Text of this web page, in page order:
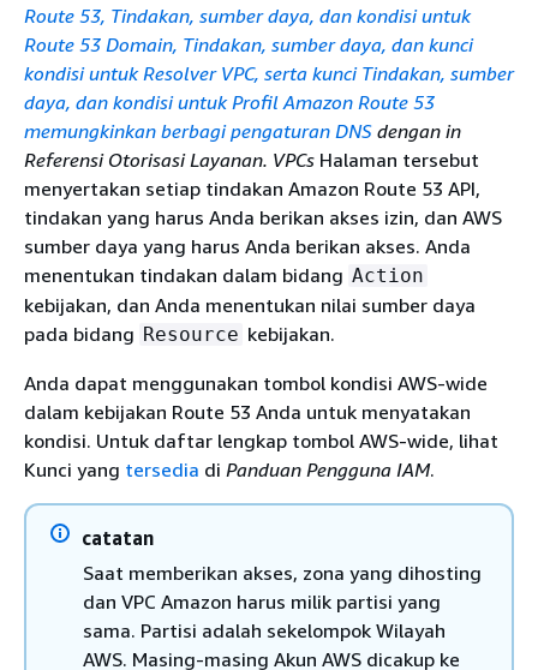
Route 53, Tindakan, sumber daya, dan kondisi untuk
Route 53 Domain, Tindakan, sumber daya, dan kunci
kondisi untuk Resolver VPC, serta kunci Tindakan, sumber
daya, dan kondisi untuk Profil Amazon Route 53
memungkinkan berbagi pengaturan DNS dengan in
Referensi Otorisasi Layanan. VPCs Halaman tersebut
menyertakan setiap tindakan Amazon Route 53 API,
tindakan yang harus Anda berikan akses izin, dan AWS
sumber daya yang harus Anda berikan akses. Anda
menentukan tindakan dalam bidang Action
kebijakan, dan Anda menentukan nilai sumber daya
pada bidang Resource kebijakan.
Anda dapat menggunakan tombol kondisi AWS-wide
dalam kebijakan Route 53 Anda untuk menyatakan
kondisi. Untuk daftar lengkap tombol AWS-wide, lihat
Kunci yang tersedia di Panduan Pengguna IAM.
catatan
Saat memberikan akses, zona yang dihosting
dan VPC Amazon harus milik partisi yang
sama. Partisi adalah sekelompok Wilayah
AWS. Masing-masing Akun AWS dicakup ke